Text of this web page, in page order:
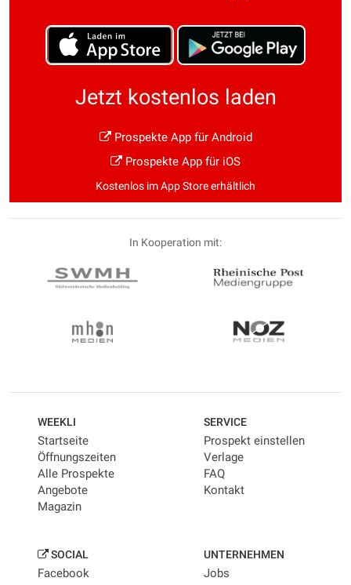
Jetzt kostenlos laden
Prospekte App für Android
Prospekte App für iOS
Kostenlos im App Store erhältlich
In Kooperation mit:
WEEKLI
Startseite
Öffnungszeiten
Alle Prospekte
Angebote
Magazin
SERVICE
Prospekt einstellen
Verlage
FAQ
Kontakt
SOCIAL
Facebook
UNTERNEHMEN
Jobs